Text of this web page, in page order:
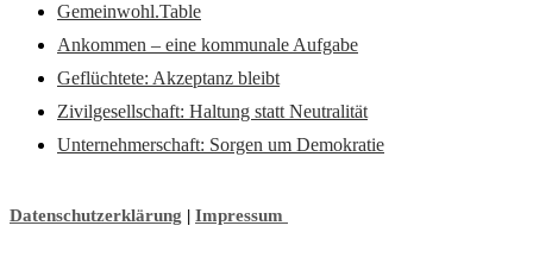
Gemeinwohl.Table
Ankommen – eine kommunale Aufgabe
Geflüchtete: Akzeptanz bleibt
Zivilgesellschaft: Haltung statt Neutralität
Unternehmerschaft: Sorgen um Demokratie
Datenschutzerklärung | Impressum